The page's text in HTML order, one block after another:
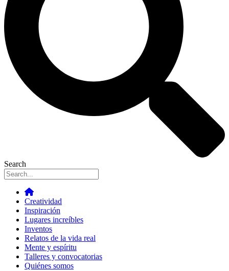
Search
Creatividad
Inspiración
Lugares increíbles
Inventos
Relatos de la vida real
Mente y espíritu
Talleres y convocatorias
Quiénes somos